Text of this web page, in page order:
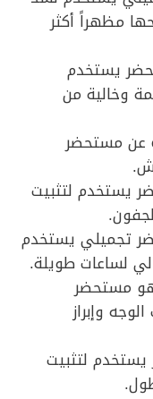
مظهراً أكثر
يستخدم
وخالية من
عن مستحضر
يستخدم لتثبيت
تجميلي يستخدم
لساعات طويلة.
مستحضر
وإبراز
لتثبيت